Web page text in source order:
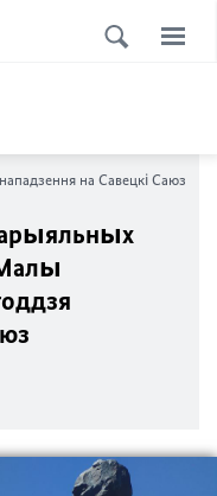
на Савецкі Саюз